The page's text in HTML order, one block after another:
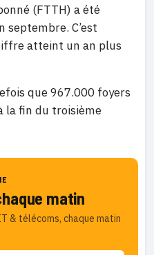
(FTTH) a été
septembre. C’est
atteint un an plus
que 967.000 foyers
la fin du troisième
matin
& télécoms, chaque matin